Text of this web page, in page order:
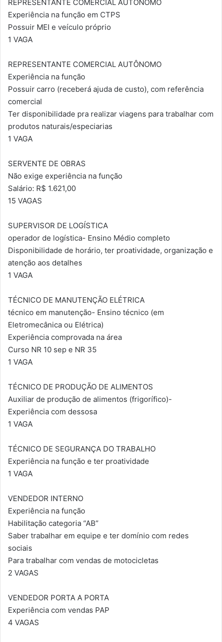
REPRESENTANTE COMERCIAL AUTÔNOMO
Experiência na função em CTPS
Possuir MEI e veículo próprio
1 VAGA
REPRESENTANTE COMERCIAL AUTÔNOMO
Experiência na função
Possuir carro (receberá ajuda de custo), com referência
comercial
Ter disponibilidade pra realizar viagens para trabalhar com
produtos naturais/especiarias
1 VAGA
SERVENTE DE OBRAS
Não exige experiência na função
Salário: R$ 1.621,00
15 VAGAS
SUPERVISOR DE LOGÍSTICA
operador de logística- Ensino Médio completo
Disponibilidade de horário, ter proatividade, organização e
atenção aos detalhes
1 VAGA
TÉCNICO DE MANUTENÇÃO ELÉTRICA
técnico em manutenção- Ensino técnico (em
Eletromecânica ou Elétrica)
Experiência comprovada na área
Curso NR 10 sep e NR 35
1 VAGA
TÉCNICO DE PRODUÇÃO DE ALIMENTOS
Auxiliar de produção de alimentos (frigorífico)-
Experiência com dessosa
1 VAGA
TÉCNICO DE SEGURANÇA DO TRABALHO
Experiência na função e ter proatividade
1 VAGA
VENDEDOR INTERNO
Experiência na função
Habilitação categoria “AB”
Saber trabalhar em equipe e ter domínio com redes
sociais
Para trabalhar com vendas de motocicletas
2 VAGAS
VENDEDOR PORTA A PORTA
Experiência com vendas PAP
4 VAGAS